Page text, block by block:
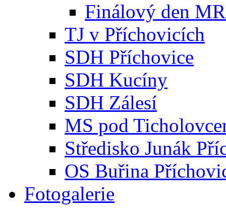
Finálový den
TJ v Příchovicích
SDH Příchovice
SDH Kucíny
SDH Zálesí
MS pod
Středisko Junák
OS Buřina
Fotogalerie